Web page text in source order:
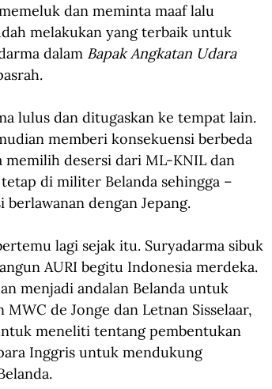
dan meminta maaf lalu
melakukan yang terbaik untuk
dalam Bapak Angkatan Udara
lulus dan ditugaskan ke tempat lain.
memberi konsekuensi berbeda
desersi dari ML-KNIL dan
di militer Belanda sehingga –
berlawanan dengan Jepang.
lagi sejak itu. Suryadarma sibuk
AURI begitu Indonesia merdeka.
menjadi andalan Belanda untuk
de Jonge dan Letnan Sisselaar,
meneliti tentang pembentukan
Inggris untuk mendukung